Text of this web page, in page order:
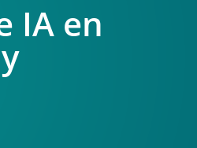
IA en